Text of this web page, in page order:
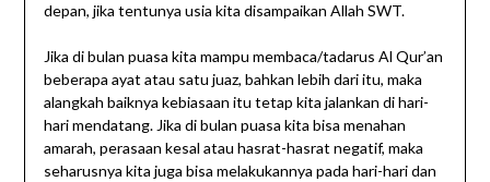
depan, jika tentunya usia kita disampaikan Allah SWT.
Jika di bulan puasa kita mampu membaca/tadarus Al Qur’an
beberapa ayat atau satu juaz, bahkan lebih dari itu, maka
alangkah baiknya kebiasaan itu tetap kita jalankan di hari-
hari mendatang. Jika di bulan puasa kita bisa menahan
amarah, perasaan kesal atau hasrat-hasrat negatif, maka
seharusnya kita juga bisa melakukannya pada hari-hari dan